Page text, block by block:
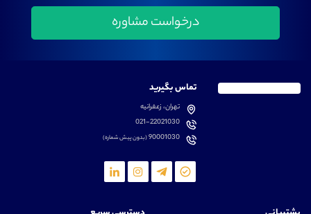
تماس بگیرید
تهران، زعفرانیه
021-22021030
90001030(بدون پیش شماره)